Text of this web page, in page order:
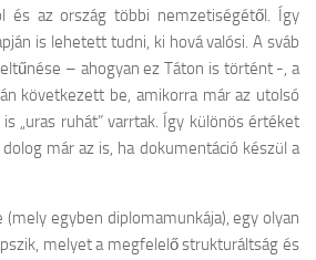
és az ország többi nemzetiségétől. Így
is lehetett tudni, ki hová valósi. A sváb
– ahogyan ez Táton is történt -, a
következett be, amikorra már az utolsó
„uras ruhát” varrtak. Így különös értéket
már az is, ha dokumentáció készül a
(mely egyben diplomamunkája), egy olyan
melyet a megfelelő strukturáltság és